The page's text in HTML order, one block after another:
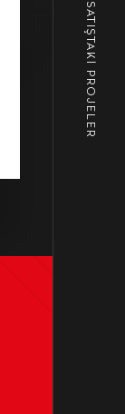
SATIŞTAKİ PROJELER